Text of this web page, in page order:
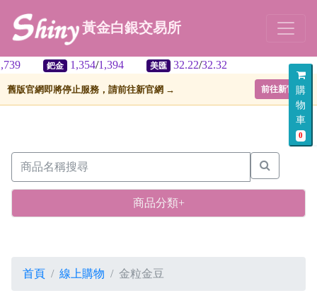
購
物
車
0
黃金白銀交易所
1,354 1,394 美匯 32.22 32.32
舊版官網即將停止服務，請前往新官網 → 前往新官網
商品分類+
首頁 線上購物 金粒金豆